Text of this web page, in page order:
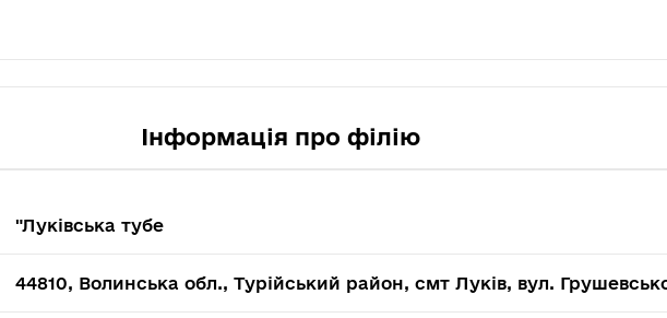
Інформація про філію
"Луківська тубе
44810, Волинська обл., Турійський район, смт Луків, вул.